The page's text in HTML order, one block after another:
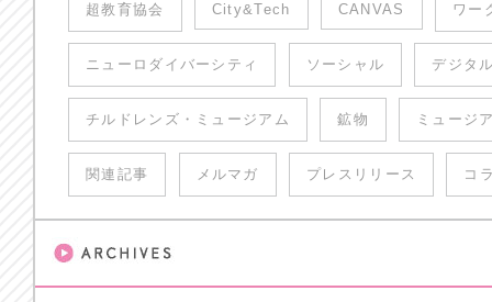
超教育協会 City&Tech CANVAS ワー
ニューロダイバーシティ ソーシャル デジタ
チルドレンズ・ミュージアム 鉱物 ミュージ
関連記事 メルマガ プレスリリース コ